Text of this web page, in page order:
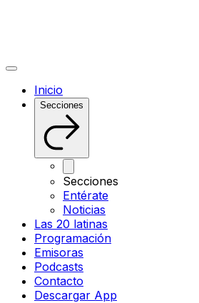
Inicio
Secciones
Secciones
Entérate
Noticias
Las 20 latinas
Programación
Emisoras
Podcasts
Contacto
Descargar App